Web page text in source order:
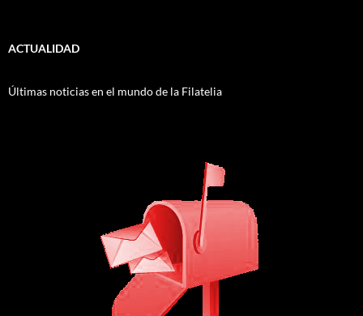
ACTUALIDAD
Últimas noticias en el mundo de la Filatelia